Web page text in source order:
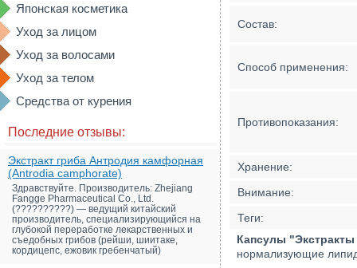
Японская косметика
Уход за лицом
Уход за волосами
Уход за телом
Средства от курения
Последние отзывы:
Экстракт гриба Антродия камфорная
(Antrodia camphorate)
Здравствуйте. Производитель: Zhejiang
Fangge Pharmaceutical Co., Ltd.
(??????????) — ведущий китайский
производитель, специализирующийся на
глубокой переработке лекарственных и
съедобных грибов (рейши, шиитаке,
кордицепс, ежовик гребенчатый)
Состав:
Способ применения:
Противопоказания:
Хранение:
Внимание:
Теги:
Капсулы
нормализующие